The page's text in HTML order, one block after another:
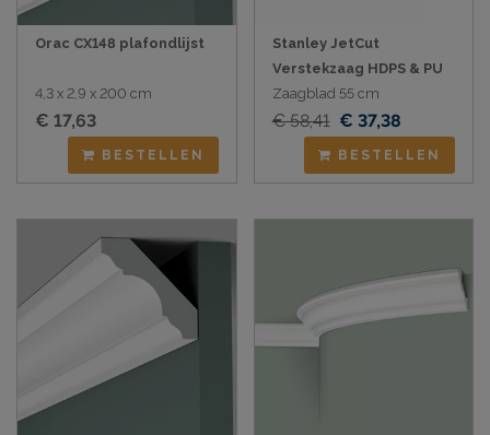
Orac CX148 plafondlijst
4,3 x 2,9 x 200 cm
€ 17,63
BESTELLEN
Stanley JetCut
Verstekzaag HDPS & PU
Zaagblad 55 cm
€ 58,41 € 37,38
BESTELLEN